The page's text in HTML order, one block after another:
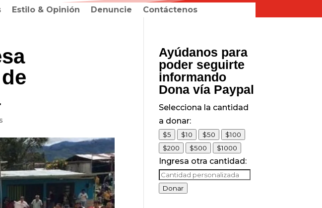
Estilo & Opinión Denuncie Contáctenos
Ayúdanos para
poder seguirte
informando
Dona vía Paypal
Selecciona la cantidad
a donar:
$5 $10 $50
$100
$200
$500 $1000
Ingresa otra cantidad:
Donar